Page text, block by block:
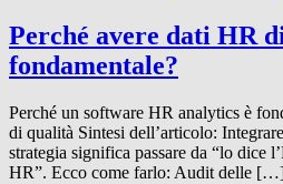
Perché avere dati HR
fondamentale?
Perché un software HR analytics è
di qualità Sintesi dell’articolo:
strategia significa passare da “lo dice
HR”. Ecco come farlo: Audit delle